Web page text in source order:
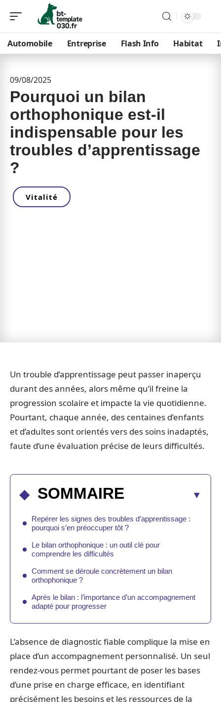
Automobile Entreprise Flash Info Habitat
09/08/2025
Pourquoi un bilan
orthophonique est-il
indispensable pour les
troubles d’apprentissage
?
Vitalité
Un trouble d’apprentissage peut passer inaperçu
durant des années, alors même qu’il freine la
progression scolaire et impacte la vie quotidienne.
Pourtant, chaque année, des centaines d’enfants
et d’adultes sont orientés vers des soins inadaptés,
faute d’une évaluation précise de leurs difficultés.
SOMMAIRE
Repérer les signes des troubles d’apprentissage :
pourquoi s’en préoccuper tôt ?
Le bilan orthophonique : un outil clé pour
comprendre les difficultés
Comment se déroule concrètement un bilan
orthophonique ?
Après le bilan : l’importance d’un accompagnement
adapté pour progresser
L’absence de diagnostic fiable complique la mise en
place d’un accompagnement personnalisé. Un seul
rendez-vous permet pourtant de poser les bases
d’une prise en charge efficace, en identifiant
précisément les besoins et les ressources de la